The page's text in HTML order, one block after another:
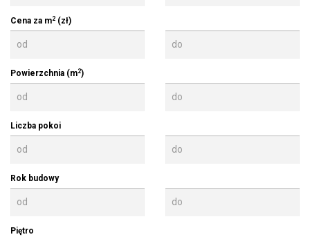
Cena za m2 (zł)
Powierzchnia (m2)
Liczba pokoi
Rok budowy
Piętro